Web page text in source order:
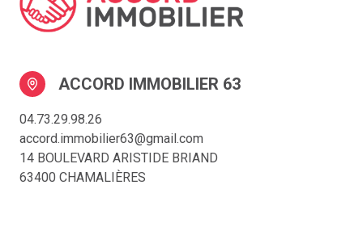
ACCORD IMMOBILIER 63
04.73.29.98.26
accord.immobilier63@gmail.com
14 BOULEVARD ARISTIDE BRIAND
63400 CHAMALIÈRES